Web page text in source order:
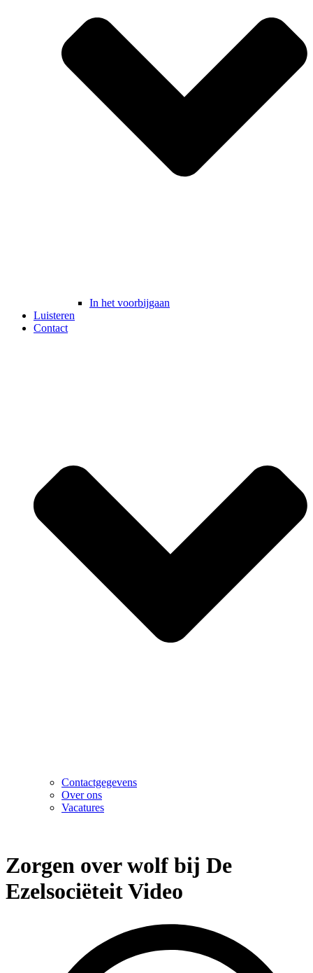
In het voorbijgaan
Luisteren
Contact
Contactgegevens
Over ons
Vacatures
Zorgen over wolf bij De
EzelsociëteitVideo